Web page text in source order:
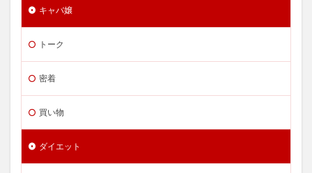
キャバ嬢
トーク
密着
買い物
ダイエット